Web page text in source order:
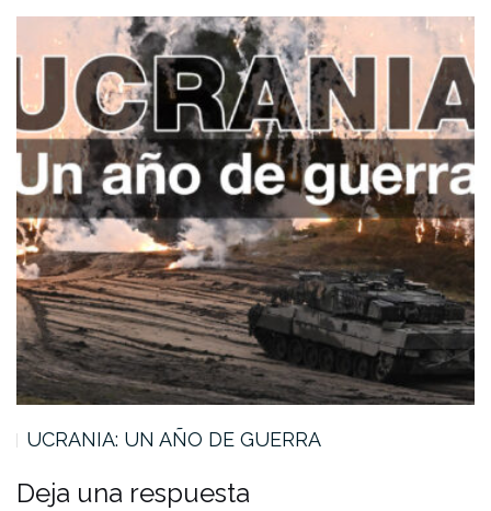
UCRANIA: UN AÑO DE GUERRA
Deja una respuesta